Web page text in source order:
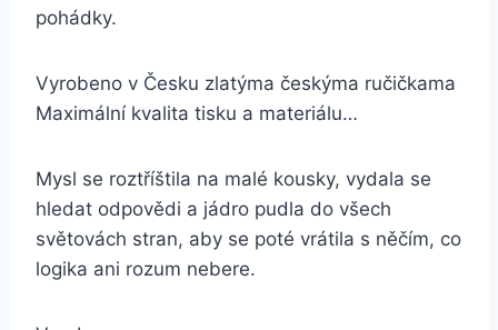
pohádky.
Vyrobeno v Česku zlatýma českýma ručičkama
Maximální kvalita tisku a materiálu…
Mysl se roztříštila na malé kousky, vydala se
hledat odpovědi a jádro pudla do všech
světovách stran, aby se poté vrátila s něčím, co
logika ani rozum nebere.